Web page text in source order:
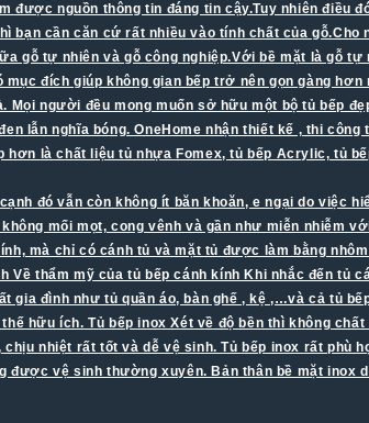
nguồn thông tin đáng tin cậy.Tuy nhiên
cần căn cứ rất nhiều vào tính chất của
gỗ tự nhiên và gỗ công nghiệp.Với bề mặt là gỗ
đích giúp không gian bếp trở nên gọn gàng
người đều mong muốn sở hữu một bộ tủ bếp
lẫn nghĩa bóng. OneHome nhận thiết kế , thi
hơn là chất liệu tủ nhựa Fomex, tủ bếp Acrylic, tủ
đó vẫn còn không ít băn khoăn, e ngại do việc
mối mọt, cong vênh và gần như miễn
mà chỉ có cánh tủ và mặt tủ được làm bằng
thẩm mỹ của tủ bếp cánh kính Khi nhắc đến
đình như tủ quần áo, bàn ghế , kệ ,…và cả tủ
hữu ích. Tủ bếp inox Xét về độ bền thì không
nhiệt rất tốt và dễ vệ sinh. Tủ bếp inox rất
được vệ sinh thường xuyên. Bản thân bề mặt